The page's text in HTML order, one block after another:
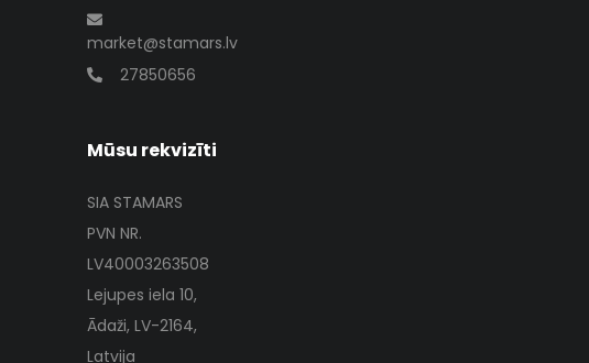
market@stamars.lv
27850656
Mūsu rekvizīti
SIA STAMARS
PVN NR.
LV40003263508
Lejupes iela 10,
Ādaži, LV-2164,
Latvija